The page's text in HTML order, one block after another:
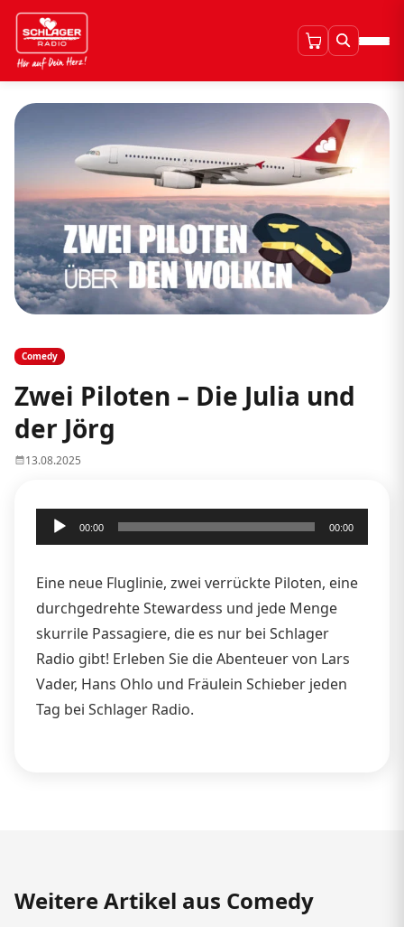
Comedy
Zwei Piloten – Die Julia und
der Jörg
13.08.2025
Audio-
Player
00:00 00:00
Eine neue Fluglinie, zwei verrückte Piloten, eine
durchgedrehte Stewardess und jede Menge
skurrile Passagiere, die es nur bei Schlager
Radio gibt! Erleben Sie die Abenteuer von Lars
Vader, Hans Ohlo und Fräulein Schieber jeden
Tag bei Schlager Radio.
Weitere Artikel aus Comedy